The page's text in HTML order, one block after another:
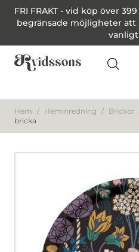
FRI FRAKT - vid köp över
begränsade möjligheter att
vanligt
Hem / Heminredning / Brickor
bricka